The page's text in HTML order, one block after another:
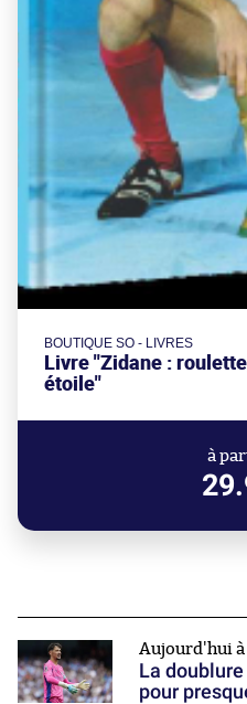
BOUTIQUE SO - LIVRES
Livre "Zidane :
étoile"
à
Aujourd'hui à
La
pour